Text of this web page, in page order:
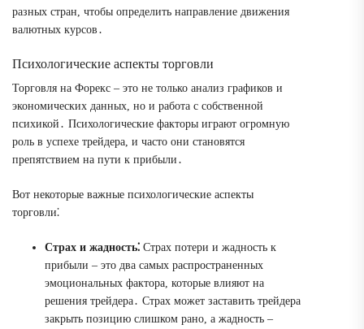
разных стран, чтобы определить направление движения
валютных курсов․
Психологические аспекты торговли
Торговля на Форекс – это не только анализ графиков и
экономических данных, но и работа с собственной
психикой․ Психологические факторы играют огромную
роль в успехе трейдера, и часто они становятся
препятствием на пути к прибыли․
Вот некоторые важные психологические аспекты
торговли⁚
Страх и жадность⁚ Страх потери и жадность к
прибыли – это два самых распространенных
эмоциональных фактора, которые влияют на
решения трейдера․ Страх может заставить трейдера
закрыть позицию слишком рано, а жадность –